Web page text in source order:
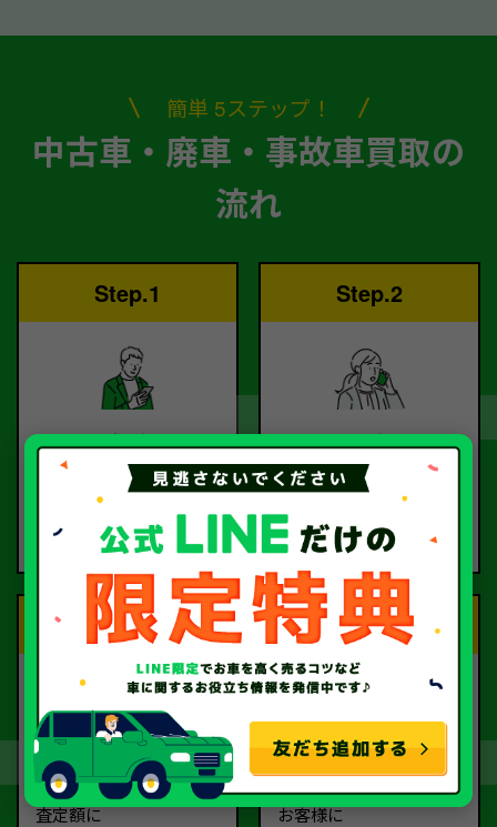
簡単 5ステップ！
中古車・廃車・事故車買取の
流れ
Step.1
ご依頼
お電話または査定フォー
ご依頼ください。
Step.2
査定
査定のプロが
お電話で回答いたしま
す。
Step.3
契約
査定額に
Step.4
お引取り
お客様に